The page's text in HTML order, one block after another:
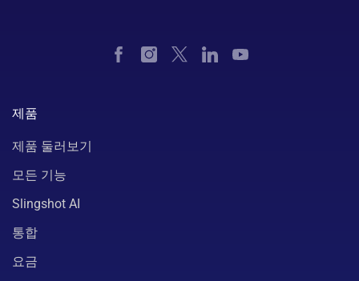
제품
제품 둘러보기
모든 기능
Slingshot AI
통합
요금